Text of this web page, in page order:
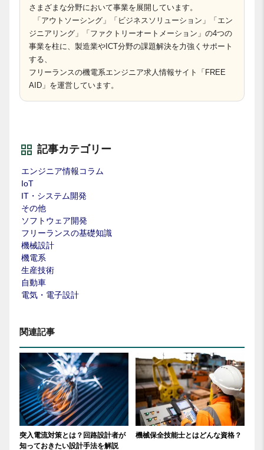
さまざまな分野において事業を展開しています。
「アウトソーシング」「ビジネスソリューション」「エン
ジニアリング」「ファクトリーオートメーション」の4つの
事業を柱に、製造業やICT分野の課題解決を力強くサポート
する、
フリーランスの機電系エンジニア求人情報サイト「FREE
AID」を運営しています。
記事カテゴリー
エンジニア情報コラム
IoT
IT・システム開発
その他
ソフトウェア開発
フリーランスの基礎知識
機械設計
機電系
生産技術
自動車
電気・電子設計
関連記事
突入電流対策とは？回路設計者が
知っておきたい設計手法を解説
機械保全技能士とはどんな資格？